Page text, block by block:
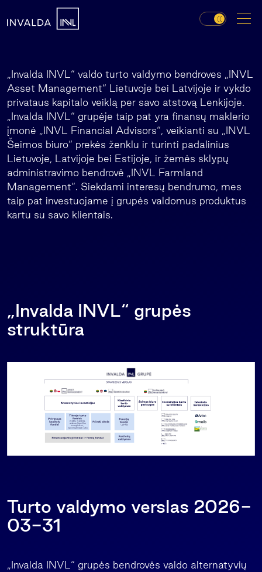
„Invalda INVL“ valdo turto valdymo bendroves „INVL
Asset Management“ Lietuvoje bei Latvijoje ir vykdo
privataus kapitalo veiklą per savo atstovą Lenkijoje.
„Invalda INVL“ grupėje taip pat yra finansų maklerio
įmonė „INVL Financial Advisors“, veikianti su „INVL
Šeimos biuro“ prekės ženklu ir turinti padalinius
Lietuvoje, Latvijoje bei Estijoje, ir žemės sklypų
administravimo bendrovė „INVL Farmland
Management“. Siekdami interesų bendrumo, mes
taip pat investuojame į grupės valdomus produktus
kartu su savo klientais.
„Invalda INVL“ grupės
struktūra
Turto valdymo verslas 2026-
03-31
„Invalda INVL“ grupės bendrovės valdo alternatyvių